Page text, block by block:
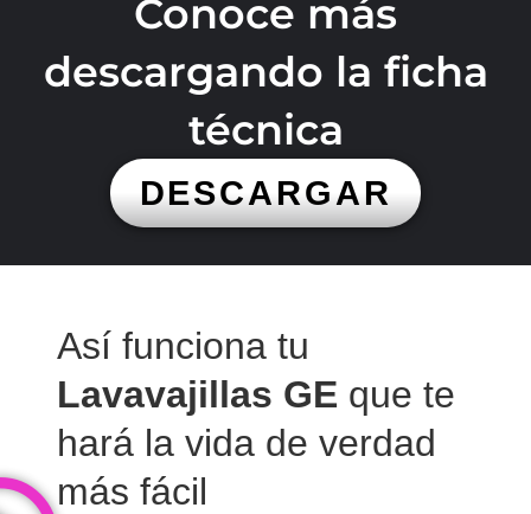
Conoce más
descargando la ficha
técnica
DESCARGAR
Así funciona tu
Lavavajillas GE que te
hará la vida de verdad
más fácil